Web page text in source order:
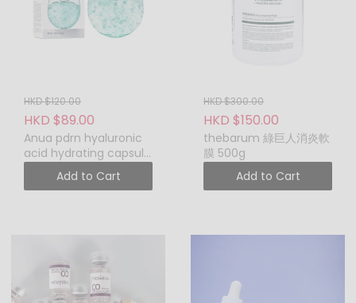
HKD $120.00
HKD $89.00
Anua pdrn hyaluronic
acid hydrating capsule
mist 30mlAdd to Cart
HKD $300.00
HKD $150.00
thebarum 綠巨人消炎軟
膜 500g
Add to Cart
本公司保留對各條款及細則
作出刪改的權利。
檢，確保產品品質良好，唯
長途送貨旅程或會引致產品
傾瀉、變質或損毀。 此賴不
可抗力之因素，恕不接受退
貨退款或退貨退換服務。
產品收貨期已超過7